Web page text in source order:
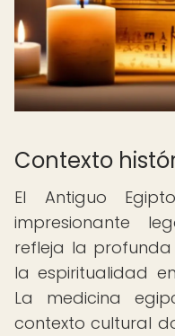
Contexto
El Antiguo
impresionante
refleja la
la espiritualidad
La medicina
contexto cultural